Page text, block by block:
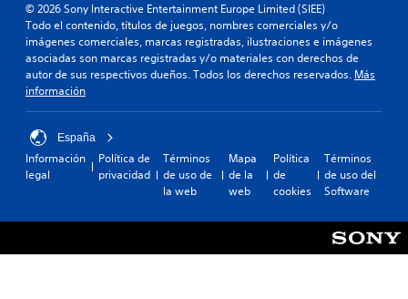
© 2026 Sony Interactive Entertainment Europe Limited (SIEE)
Todo el contenido, títulos de juegos, nombres comerciales y/o
imágenes comerciales, marcas registradas, ilustraciones e imágenes
asociadas son marcas registradas y/o materiales con derechos de
autor de sus respectivos dueños. Todos los derechos reservados. Más
información
España
Información
legal
Política de
privacidad
Términos
de uso de
la web
Mapa
de la
web
Política
de
cookies
Términos
de uso del
Software